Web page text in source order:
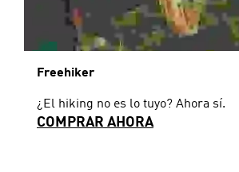
Freehiker
¿El hiking no es lo tuyo? Ahora sí.
COMPRAR AHORA